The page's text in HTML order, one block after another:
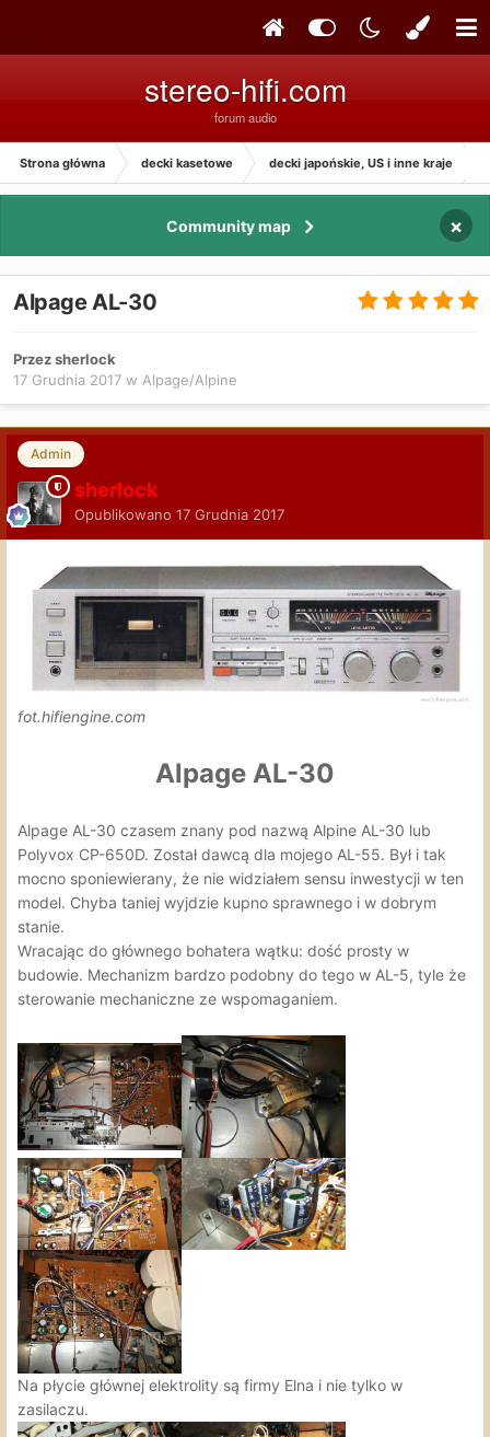
stereo-hifi.com
forum audio
Strona główna decki kasetowe decki japońskie, US i inne kraje
Community map ×
Alpage AL-30
Przez sherlock
17 Grudnia 2017 w Alpage/Alpine
Admin
sherlock
Opublikowano 17 Grudnia 2017
fot.hifiengine.com
Alpage AL-30
Alpage AL-30 czasem znany pod nazwą Alpine AL-30 lub
Polyvox CP-650D. Został dawcą dla mojego AL-55. Był i tak
mocno sponiewierany, że nie widziałem sensu inwestycji w ten
model. Chyba taniej wyjdzie kupno sprawnego i w dobrym
stanie.
Wracając do głównego bohatera wątku: dość prosty w
budowie. Mechanizm bardzo podobny do tego w AL-5, tyle że
sterowanie mechaniczne ze wspomaganiem.
Na płycie głównej elektrolity są firmy Elna i nie tylko w
zasilaczu.